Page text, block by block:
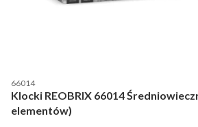
Kod producenta
66014
Klocki REOBRIX 66014
elementów)